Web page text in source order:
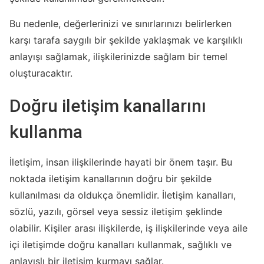
Bu nedenle, değerlerinizi ve sınırlarınızı belirlerken
karşı tarafa saygılı bir şekilde yaklaşmak ve karşılıklı
anlayışı sağlamak, ilişkilerinizde sağlam bir temel
oluşturacaktır.
Doğru iletişim kanallarını
kullanma
İletişim, insan ilişkilerinde hayati bir önem taşır. Bu
noktada iletişim kanallarının doğru bir şekilde
kullanılması da oldukça önemlidir. İletişim kanalları,
sözlü, yazılı, görsel veya sessiz iletişim şeklinde
olabilir. Kişiler arası ilişkilerde, iş ilişkilerinde veya aile
içi iletişimde doğru kanalları kullanmak, sağlıklı ve
anlayışlı bir iletişim kurmayı sağlar.